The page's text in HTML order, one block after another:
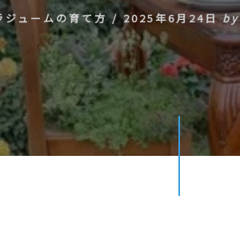
ジュームの育て方/ 2025年6月24日 by